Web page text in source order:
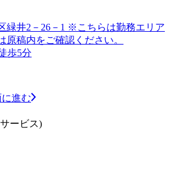
緑井2－26－1 ※こちらは勤務エリア
原稿内をご確認ください。
歩5分
進む
ービス)